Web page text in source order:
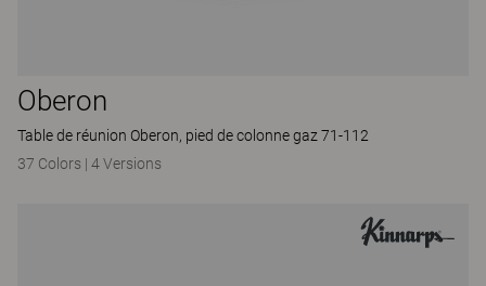
Oberon
Table de réunion Oberon, pied de colonne gaz 71-112
37 Colors | 4 Versions